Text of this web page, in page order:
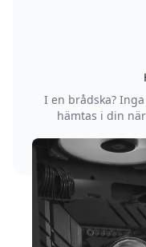
I en brådska?
hämtas i din